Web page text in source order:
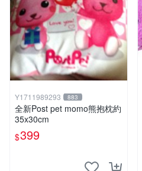
Y1711989293 883
全新Post pet momo熊抱枕約
35x30cm
$399